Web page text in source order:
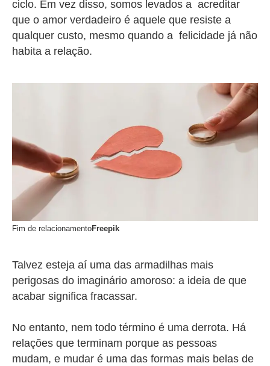
ciclo. Em vez disso, somos levados a acreditar
que o amor verdadeiro é aquele que resiste a
qualquer custo, mesmo quando a felicidade já não
habita a relação.
Fim de relacionamentoFreepik
Talvez esteja aí uma das armadilhas mais
perigosas do imaginário amoroso: a ideia de que
acabar significa fracassar.
No entanto, nem todo término é uma derrota. Há
relações que terminam porque as pessoas
mudam, e mudar é uma das formas mais belas de